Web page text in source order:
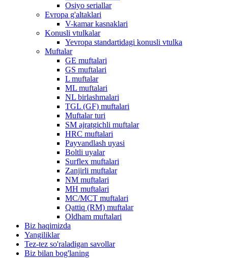
Osiyo seriallar
Evropa g'altaklari
V-kamar kasnaklari
Konusli vtulkalar
Yevropa standartidagi konusli vtulka
Muftalar
GE muftalari
GS muftalari
L muftalar
ML muftalari
NL birlashmalari
TGL (GF) muftalari
Muftalar turi
SM ajratgichli muftalar
HRC muftalari
Payvandlash uyasi
Boltli uyalar
Surflex muftalari
Zanjirli muftalar
NM muftalari
MH muftalari
MC/MCT muftalari
Qattiq (RM) muftalar
Oldham muftalari
Biz haqimizda
Yangiliklar
Tez-tez so'raladigan savollar
Biz bilan bog'laning